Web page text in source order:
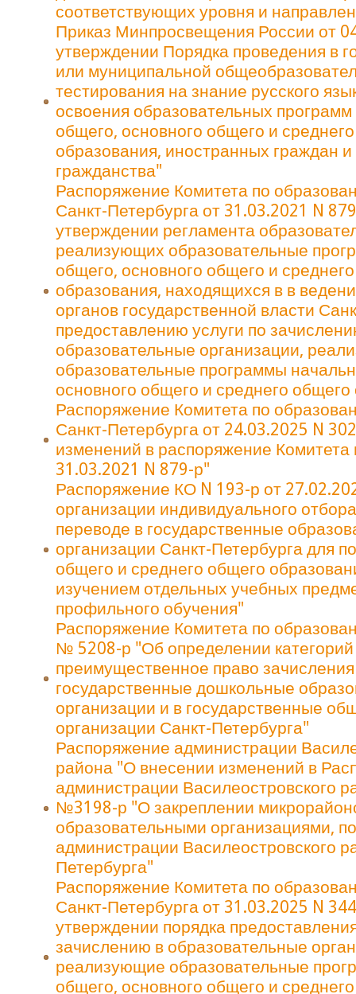
соответствующих уровня и
Приказ Минпросвещения России от
утверждении Порядка проведения в
или муниципальной
тестирования на знание русского
освоения образовательных программ
общего, основного общего и
образования, иностранных граждан и
гражданства"
Распоряжение Комитета по
Санкт-Петербурга от 31.03.2021 N
утверждении регламента
реализующих образовательные
общего, основного общего и
образования, находящихся в в
органов государственной власти
предоставлению услуги по
образовательные организации,
образовательные программы
основного общего и среднего
Распоряжение Комитета по
Санкт-Петербурга от 24.03.2025 N
изменений в распоряжение
31.03.2021 N 879-р"
Распоряжение КО N 193-р от
организации индивидуального
переводе в государственные
организации Санкт-Петербурга для
общего и среднего общего
изучением отдельных учебных
профильного обучения"
Распоряжение Комитета по
№ 5208-р "Об определении
преимущественное право
государственные дошкольные
организации и в государственные
организации Санкт-Петербурга"
Распоряжение администрации
района "О внесении изменений в
администрации Василеостровского
№3198-р "О закреплении
образовательными организациями,
администрации Василеостровского
Петербурга"
Распоряжение Комитета по
Санкт-Петербурга от 31.03.2025 N
утверждении порядка
зачислению в образовательные
реализующие образовательные
общего, основного общего и